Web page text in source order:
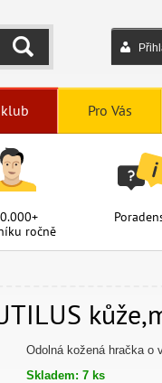
HLEDAT
Pro Vás
ročně
Odolná kožená hračka o
Skladem: 7 ks